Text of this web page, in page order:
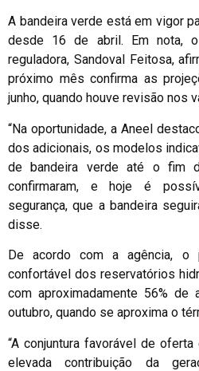
A bandeira verde está em vigor
desde 16 de abril. Em nota,
reguladora, Sandoval Feitosa,
próximo mês confirma as
junho, quando houve revisão nos
“Na oportunidade, a Aneel
dos adicionais, os modelos
de bandeira verde até o fim
confirmaram, e hoje é
segurança, que a bandeira
disse.
De acordo com a agência, o
confortável dos reservatórios
com aproximadamente 56% de
outubro, quando se aproxima o
“A conjuntura favorável de
elevada contribuição da